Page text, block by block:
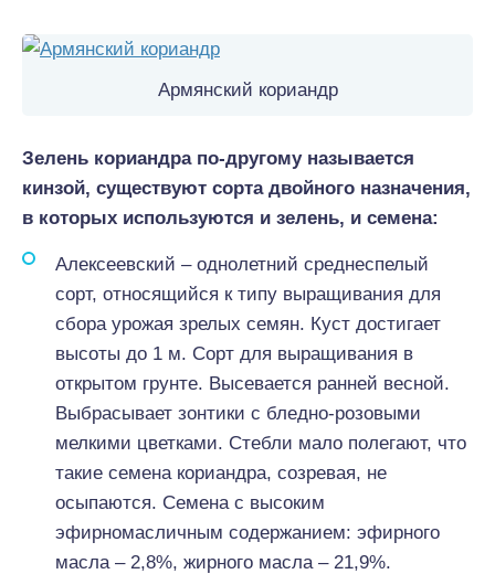
Армянский кориандр
Зелень кориандра по-другому называется
кинзой, существуют сорта двойного назначения,
в которых используются и зелень, и семена:
Алексеевский – однолетний среднеспелый
сорт, относящийся к типу выращивания для
сбора урожая зрелых семян. Куст достигает
высоты до 1 м. Сорт для выращивания в
открытом грунте. Высевается ранней весной.
Выбрасывает зонтики с бледно-розовыми
мелкими цветками. Стебли мало полегают, что
такие семена кориандра, созревая, не
осыпаются. Семена с высоким
эфирномасличным содержанием: эфирного
масла – 2,8%, жирного масла – 21,9%.